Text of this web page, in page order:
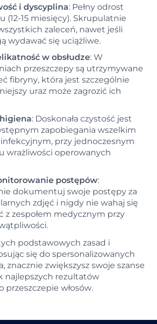
i dyscyplina: Pełny odrost
(12-15 miesięcy). Skrupulatnie
zaleceń, nawet jeśli
wydawać się uciążliwe.
w obsłudze: W
przeszczepy są utrzymywane
fibryny, która jest szczególnie
uraz może zagrozić ich
: Doskonała czystość jest
zapobiegania wszelkim
przy jednoczesnym
wrażliwości operowanych
postępów:
dokumentuj swoje postępy za
zdjęć i nigdy nie wahaj się
z zespołem medycznym przy
podstawowych zasad i
się do spersonalizowanych
znacznie zwiększysz swoje szanse
najlepszych rezultatów
włosów.